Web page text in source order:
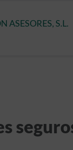
ASESORES, S.L.